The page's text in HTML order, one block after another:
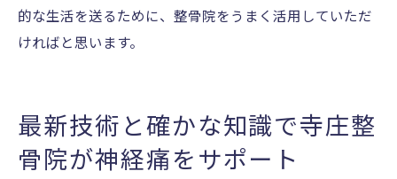
的な生活を送るために、整骨院をうまく活用していただ
ければと思います。
最新技術と確かな知識で寺庄整
骨院が神経痛をサポート